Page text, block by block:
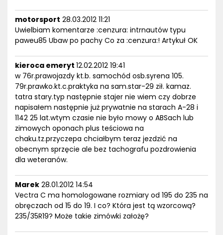
motorsport 28.03.2012 11:21
Uwielbiam komentarze :cenzura: intrnautów typu
paweu85 Ubaw po pachy Co za :cenzura:! Artykuł OK
kieroca emeryt 12.02.2012 19:41
w 76r.prawojazdy kt.b. samochód osb.syrena 105.
79r.prawko.kt.c.praktyka na sam.star-29 ził. kamaz.
tatra stary.typ następnie stajer nie wiem czy dobrze
napisałem następnie już prywatnie na starach A-28 i
1142 25 lat.wtym czasie nie było mowy o ABSach lub
zimowych oponach plus teściowa na
chaku.tz.przyczepa chciałbym teraz jezdzić na
obecnym sprzęcie ale bez tachografu pozdrowienia
dla weteranów.
Marek 28.01.2012 14:54
Vectra C ma homologowane rozmiary od 195 do 235 na
obręczach od 15 do 19. I co? Która jest tą wzorcową?
235/35R19? Może takie zimówki założę?